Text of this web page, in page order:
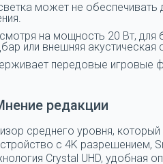
может не обеспечивать
на мощность 20 Вт, для
или внешняя акустическая
передовые игровые
редакции
среднего уровня, который
с 4K разрешением,
Crystal UHD, удобная